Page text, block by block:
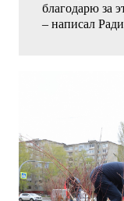
благодарю за
– написал